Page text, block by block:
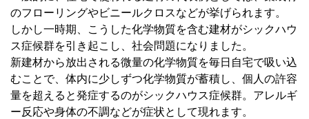
のフローリングやビニールクロスなどが挙げられます。
しかし一時期、こうした化学物質を含む建材がシックハウ
ス症候群を引き起こし、社会問題になりました。
新建材から放出される微量の化学物質を毎日自宅で吸い込
むことで、体内に少しずつ化学物質が蓄積し、個人の許容
量を超えると発症するのがシックハウス症候群。アレルギ
ー反応や身体の不調などが症状として現れます。